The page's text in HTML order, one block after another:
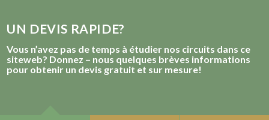
UN DEVIS RAPIDE?
Vous n’avez pas de temps à étudier nos circuits dans ce
siteweb? Donnez – nous quelques brèves informations
pour obtenir un devis gratuit et sur mesure!